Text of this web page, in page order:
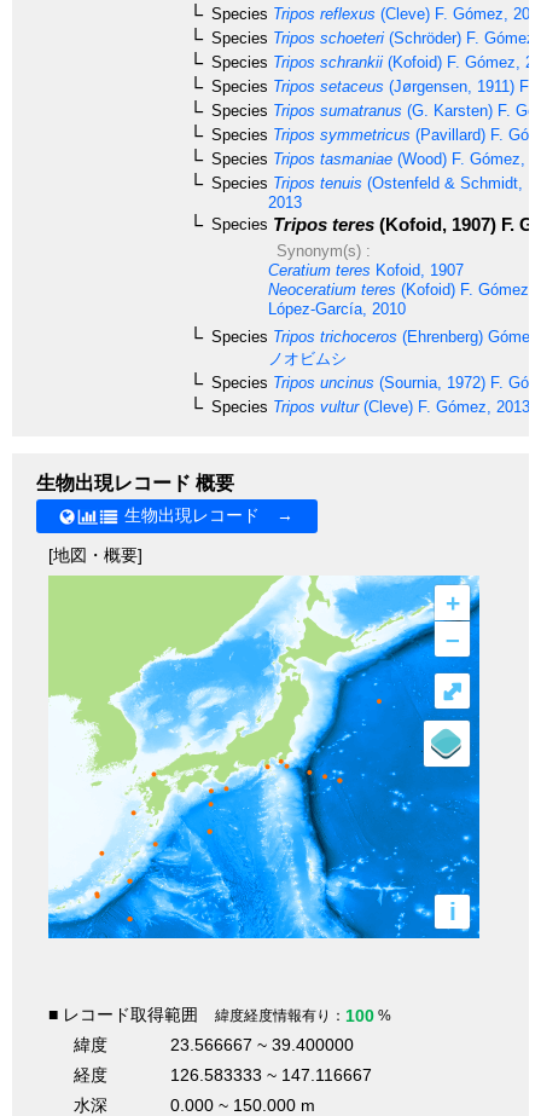
Species Tripos reflexus (Cleve) F. Gómez,
Species Tripos schoeteri (Schröder) F.
Species Tripos schrankii (Kofoid) F. Gómez,
Species Tripos setaceus (Jørgensen, 1911) F.
Species Tripos sumatranus (G. Karsten) F.
Species Tripos symmetricus (Pavillard) F.
Species Tripos tasmaniae (Wood) F. Gómez,
Species Tripos tenuis (Ostenfeld & Schmidt,
2013
Species Tripos teres (Kofoid, 1907) F.
Synonym(s) :
Ceratium teres Kofoid, 1907
Neoceratium teres (Kofoid) F. Gómez,
López-García, 2010
Species Tripos trichoceros (Ehrenberg)
ノオビムシ
Species Tripos uncinus (Sournia, 1972) F.
Species Tripos vultur(Cleve) F. Gómez, 2013
生物出現レコード 概要
生物出現レコード →
[地図・概要]
+
–
i
⤢
■ レコード取得範囲 緯度経度情報有り： 100 %
緯度
23.566667 ~ 39.400000
経度
126.583333 ~ 147.116667
水深
0.000 ~ 150.000 m